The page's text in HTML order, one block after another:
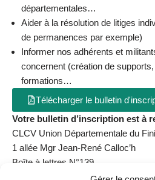
départementales…
Aider à la résolution de litiges
de permanences par exemple)
Informer nos adhérents et
concernent (création de
formations…
Télécharger le bulletin
Votre bulletin d’inscription est à
CLCV Union Départementale du
1 allée Mgr Jean-René Calloc’h
Boîte à lettres N°139